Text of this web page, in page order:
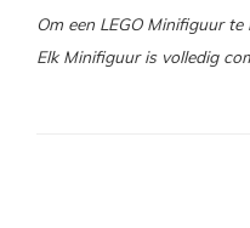
Om een LEGO Minifiguur
Elk Minifiguur is volledig